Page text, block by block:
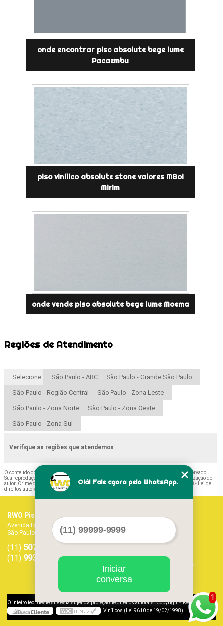
onde encontrar piso absolute bege lume
Pacaembu
piso vinílico absolute stone valores MBoi
Mirim
onde vende piso absolute bege lume Moema
Regiões de Atendimento
Selecione: São Paulo - ABC São Paulo - Grande São Paulo
São Paulo - Região Central São Paulo - Zona Leste
São Paulo - Zona Norte São Paulo - Zona Oeste
São Paulo - Zona Sul
Verifique as regiões que atendemos
O conteúdo do texto " Piso Absolute Branco Preços São Mateus
" é de direito reservado.
Sua reprodução, parcial ou total, mesmo citando nossos links, é proibida sem a autorização do
autor. Crime de violação de direito autoral – artigo 184 do Código Penal –Lei 9610/98 - Lei de
direitos autorais
RWO Pisos Vinílicos
Avenida Fagundes Filho, 1017 - Vila Monte Alegre
São Paulo - SP - CEP: 04304-011
(11) 5071-1468
(11) 99379-9303
Home
Empresa
Missão
Serviços
Contato
Mapa do site
O inteiro teor deste site está sujeito à proteção de direitos autorais. Copyright RWO Pisos
Vinílicos (Lei 9610 de 19/02/1998)
1
Olá! Fale agora pelo WhatsApp.
Iniciar
conversa